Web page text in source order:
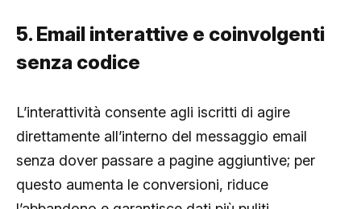
5. Email interattive e coinvolgenti
senza codice
L’interattività consente agli iscritti di agire
direttamente all’interno del messaggio email
senza dover passare a pagine aggiuntive; per
questo aumenta le conversioni, riduce